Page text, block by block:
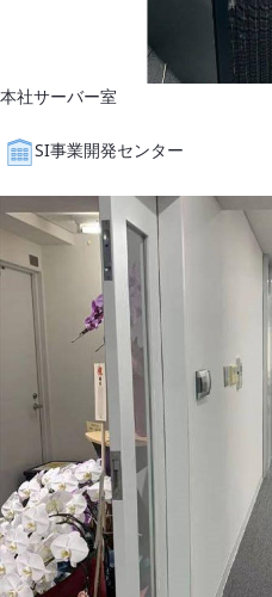
本社サーバー室
SI事業開発センター